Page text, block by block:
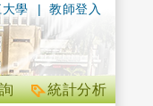
| 教師登入
學
統計分析